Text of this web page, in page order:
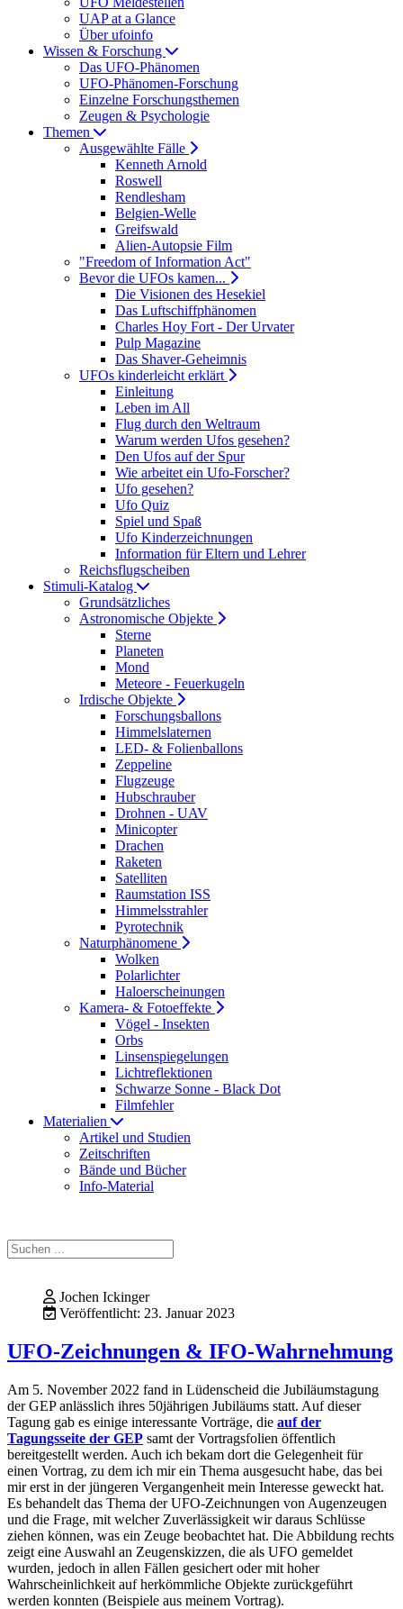
UAP at a Glance
Über ufoinfo
Wissen & Forschung
Das UFO-Phänomen
UFO-Phänomen-Forschung
Einzelne Forschungsthemen
Zeugen & Psychologie
Themen
Ausgewählte Fälle
Kenneth Arnold
Roswell
Rendlesham
Belgien-Welle
Greifswald
Alien-Autopsie Film
"Freedom of Information Act"
Bevor die UFOs kamen...
Die Visionen des Hesekiel
Das Luftschiffphänomen
Charles Hoy Fort - Der Urvater
Pulp Magazine
Das Shaver-Geheimnis
UFOs kinderleicht erklärt
Einleitung
Leben im All
Flug durch den Weltraum
Warum werden Ufos gesehen?
Den Ufos auf der Spur
Wie arbeitet ein Ufo-Forscher?
Ufo gesehen?
Ufo Quiz
Spiel und Spaß
Ufo Kinderzeichnungen
Information für Eltern und Lehrer
Reichsflugscheiben
Stimuli-Katalog
Grundsätzliches
Astronomische Objekte
Sterne
Planeten
Mond
Meteore - Feuerkugeln
Irdische Objekte
Forschungsballons
Himmelslaternen
LED- & Folienballons
Zeppeline
Flugzeuge
Hubschrauber
Drohnen - UAV
Minicopter
Drachen
Raketen
Satelliten
Raumstation ISS
Himmelsstrahler
Pyrotechnik
Naturphänomene
Wolken
Polarlichter
Haloerscheinungen
Kamera- & Fotoeffekte
Vögel - Insekten
Orbs
Linsenspiegelungen
Lichtreflektionen
Schwarze Sonne - Black Dot
Filmfehler
Materialien
Artikel und Studien
Zeitschriften
Bände und Bücher
Info-Material
Jochen Ickinger
Veröffentlicht: 23. Januar 2023
UFO-Zeichnungen & IFO-Wahrnehmung
Am 5. November 2022 fand in Lüdenscheid die Jubiläumstagung
der GEP anlässlich ihres 50jährigen Jubiläums statt. Auf dieser
Tagung gab es einige interessante Vorträge, die auf der
Tagungsseite der GEP samt der Vortragsfolien öffentlich
bereitgestellt werden. Auch ich bekam dort die Gelegenheit für
einen Vortrag, zu dem ich mir ein Thema ausgesucht habe, das bei
mir erst in der jüngeren Vergangenheit mein Interesse geweckt hat.
Es behandelt das Thema der UFO-Zeichnungen von Augenzeugen
und die Frage, mit welcher Zuverlässigkeit wir daraus Schlüsse
ziehen können, was ein Zeuge beobachtet hat. Die Abbildung rechts
zeigt eine Auswahl an Zeugenskizzen, die als UFO gemeldet
wurden, jedoch in allen Fällen gesichert oder mit hoher
Wahrscheinlichkeit auf herkömmliche Objekte zurückgeführt
werden konnten (Beispiele aus meinem Vortrag).